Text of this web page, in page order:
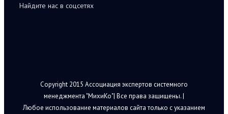
Найдите нас в соцсетях
Copyright 2015 Ассоциация экспертов системного
менеджмента "МихиКо"| Все права защищены. |
Любое использование материалов сайта только с указанием